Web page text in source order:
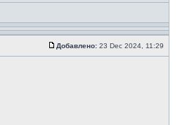
Добавлено: 23 Dec 2024, 11:29